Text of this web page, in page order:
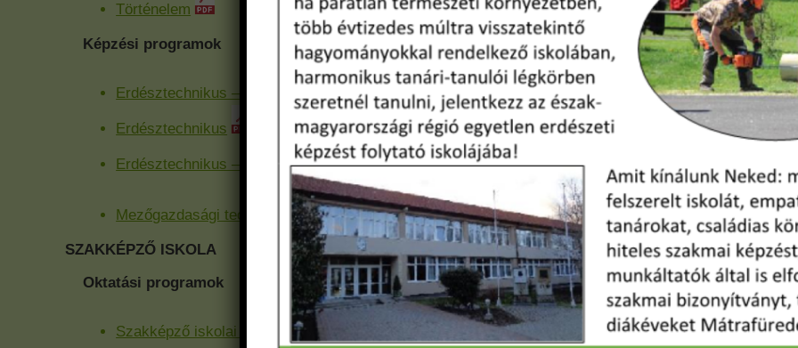
Történelem
Képzési programok
Erdésztechnikus – kifutó rendszerben
Erdésztechnikus
Erdésztechnikus – duális képzés
Mezőgazdasági technikus
SZAKKÉPZŐ ISKOLA
Oktatási programok
Szakképző iskolai óraterv